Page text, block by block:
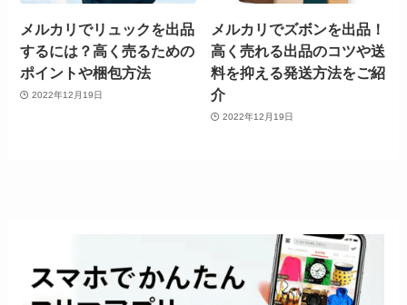
メルカリでリュックを出品
するには？高く売るための
ポイントや梱包方法
2022年12月19日
メルカリでズボンを出品！
高く売れる出品のコツや送
料を抑える発送方法をご紹
介
2022年12月19日